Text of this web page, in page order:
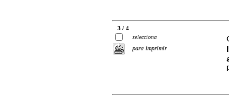
3 / 4
selecciona
para imprimir